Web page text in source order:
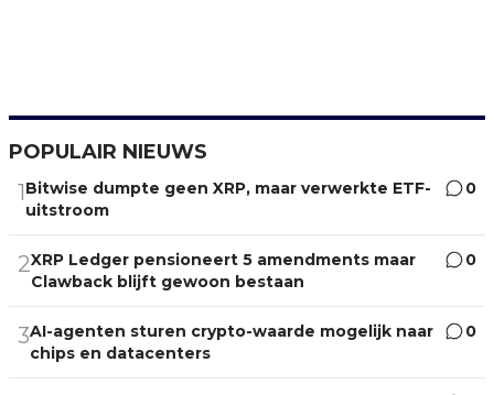
POPULAIR NIEUWS
1Bitwise dumpte geen XRP, maar verwerkte ETF-
uitstroom
0
2XRP Ledger pensioneert 5 amendments maar
Clawback blijft gewoon bestaan
0
3AI-agenten sturen crypto-waarde mogelijk naar
chips en datacenters
0